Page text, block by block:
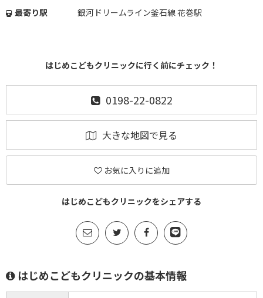
最寄り駅
銀河ドリームライン釜石線 花巻駅
はじめこどもクリニックに行く前にチェック！
0198-22-0822
大きな地図で見る
お気に入りに追加
はじめこどもクリニックをシェアする
はじめこどもクリニックの基本情報